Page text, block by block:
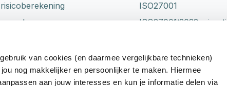
van cookies (en daarmee vergelijkbare technieken)
nog makkelijker en persoonlijker te maken. Hiermee
aan jouw interesses en kun je informatie delen via
security
ISO27001
ISO27001:2022 migratie
BIO
ISO22301